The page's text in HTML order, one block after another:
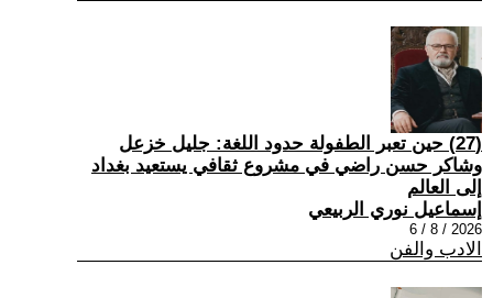
(27) حين تعبر الطفولة حدود اللغة: جليل خزعل
وشاكر حسن راضي في مشروع ثقافي يستعيد بغداد
إلى العالم
إسماعيل نوري الربيعي
2026 / 8 / 6
الادب والفن